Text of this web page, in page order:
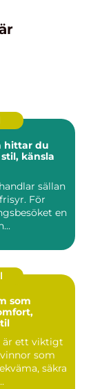
känsla
sällan
För
en
som
är ett viktigt
som
säkra